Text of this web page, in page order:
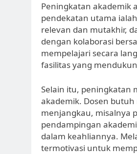
Peningkatan akademik
pendekatan utama
relevan dan mutakhir,
dengan kolaborasi
mempelajari secara
fasilitas yang
Selain itu, peningkatan
akademik. Dosen
menjangkau, misalnya
pendampingan
dalam keahliannya.
termotivasi untuk